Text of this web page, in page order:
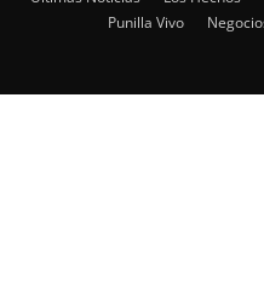
Punilla Vivo